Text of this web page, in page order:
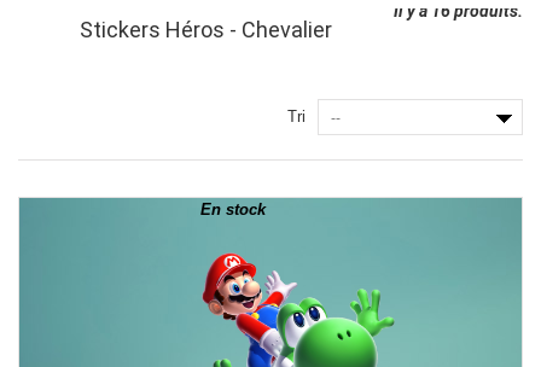
Stickers Héros - Chevalier
Il y a 16 produits.
Tri --
En stock